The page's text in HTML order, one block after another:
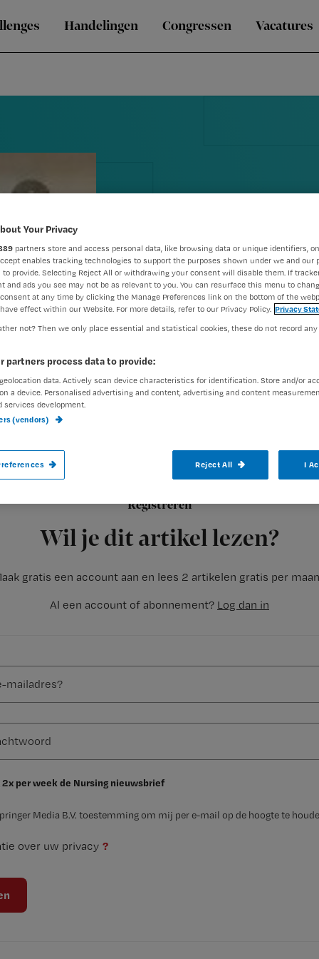
Handelingen Congressen Vacatures
Handen
Auteur:
Registreren
Wil je dit artikel lezen?
gratis een account aan en lees 2 artikelen gratis per
Al een account of abonnement? Log dan in
2x per week de Nursing nieuwsbrief
Media B.V. toestemming om mij per e-mail op de hoogte te
over uw privacy ?
Laatst zorgde ik voor Roel. Roel is 16 en
erbij vermelden dat veel jongens van
Your Privacy
partners store and access personal data, like browsing data or unique identifiers,
enables tracking technologies to support the purposes shown under we and our
to provide. Selecting Reject All or withdrawing your consent will disable them. If
and ads you see may not be as relevant to you. You can resurface this menu to
at any time by clicking the Manage Preferences link on the bottom of the
effect within our Website. For more details, refer to our Privacy Policy. Privacy
not? Then we only place essential and statistical cookies, these do not record
partners process data to provide:
data. Actively scan device characteristics for identification. Store and/or
a device. Personalised advertising and content, advertising and content
services development.
(vendors)
Reject All I